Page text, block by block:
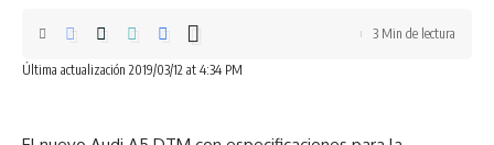
Última actualización 2019/03/12 at 4:34 PM
3 Min de lectura